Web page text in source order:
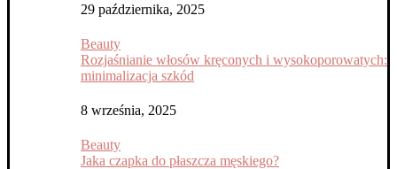
29 października, 2025
Beauty
Rozjaśnianie włosów kręconych i wysokoporowatych:
minimalizacja szkód
8 września, 2025
Beauty
Jaka czapka do płaszcza męskiego?